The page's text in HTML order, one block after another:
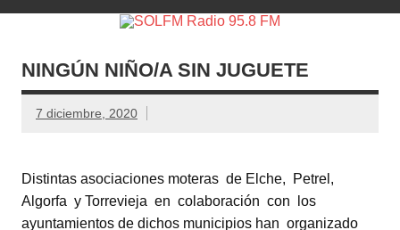
NINGÚN NIÑO/A SIN JUGUETE
7 diciembre, 2020
Distintas asociaciones moteras de Elche, Petrel,
Algorfa y Torrevieja en colaboración con los
ayuntamientos de dichos municipios han organizado